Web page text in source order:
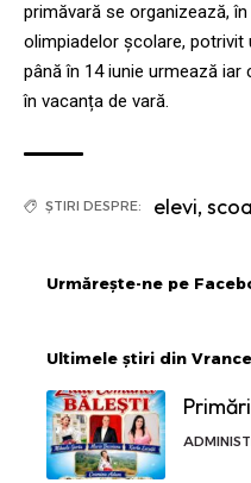
primăvară se organizează,
olimpiadelor școlare, potrivit
până în 14 iunie urmează iar
în vacanța de vară.
ȘTIRI DESPRE: elevi,
Urmărește-ne pe
Ultimele știri din